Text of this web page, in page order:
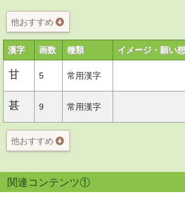
他おすすめ
漢字 画数 種類 イメージ・願い
甘 5 常用漢字
甚 9 常用漢字
他おすすめ
関連コンテンツ①